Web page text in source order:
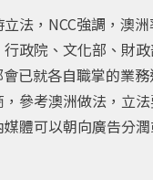
法，NCC強調，澳
政院、文化部、財
已就各自職掌的業
參考澳洲做法，立
體可以朝向廣告分